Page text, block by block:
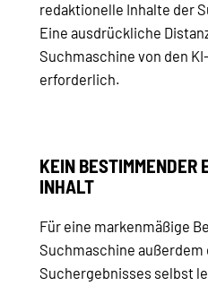
redaktionelle Inhalte der
Eine ausdrückliche
Suchmaschine von den
erforderlich.
KEIN BESTIMMENDER
INHALT
Für eine markenmäßige
Suchmaschine außerdem
Suchergebnisses selbst